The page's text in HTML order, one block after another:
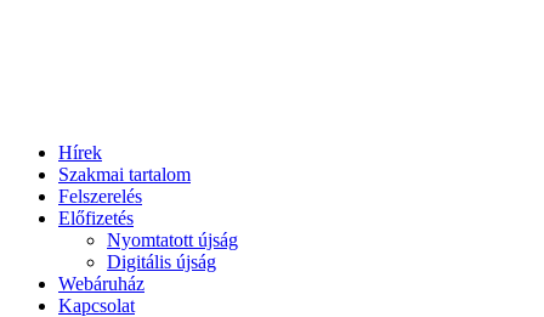
Hírek
Szakmai tartalom
Felszerelés
Előfizetés
Nyomtatott újság
Digitális újság
Webáruház
Kapcsolat